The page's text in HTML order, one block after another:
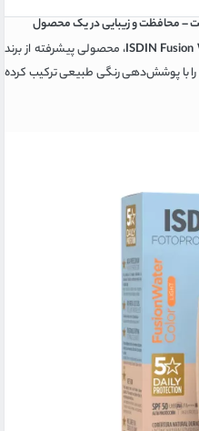
ISDIN، محصولی پیشرفته از برند
با پوشش‌دهی رنگی طبیعی ترکیب کرده